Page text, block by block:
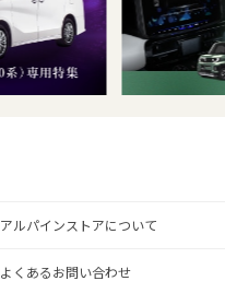
アルパインストアについて
よくあるお問い合わせ